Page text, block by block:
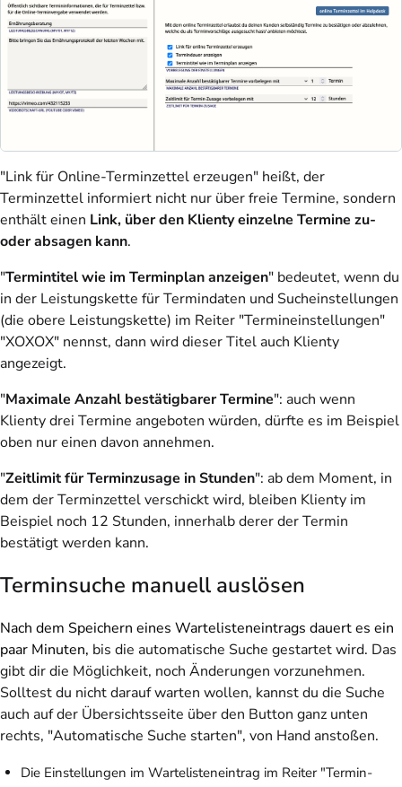
"Link für Online-Terminzettel erzeugen" heißt, der
Terminzettel informiert nicht nur über freie Termine, sondern
enthält einen Link, über den Klienty einzelne Termine zu-
oder absagen kann.
"Termintitel wie im Terminplan anzeigen" bedeutet, wenn du
in der Leistungskette für Termindaten und Sucheinstellungen
(die obere Leistungskette) im Reiter "Termineinstellungen"
"XOXOX" nennst, dann wird dieser Titel auch Klienty
angezeigt.
"Maximale Anzahl bestätigbarer Termine": auch wenn
Klienty drei Termine angeboten würden, dürfte es im Beispiel
oben nur einen davon annehmen.
"Zeitlimit für Terminzusage in Stunden": ab dem Moment, in
dem der Terminzettel verschickt wird, bleiben Klienty im
Beispiel noch 12 Stunden, innerhalb derer der Termin
bestätigt werden kann.
Terminsuche manuell auslösen
Nach dem Speichern eines Wartelisteneintrags dauert es ein
paar Minuten, bis die automatische Suche gestartet wird. Das
gibt dir die Möglichkeit, noch Änderungen vorzunehmen.
Solltest du nicht darauf warten wollen, kannst du die Suche
auch auf der Übersichtsseite über den Button ganz unten
rechts, "Automatische Suche starten", von Hand anstoßen.
Die Einstellungen im Wartelisteneintrag im Reiter "Termin-